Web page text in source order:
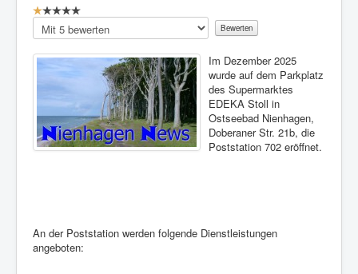
Bewertung:
Bitte
bewerten
Im Dezember 2025
wurde auf dem Parkplatz
des Supermarktes
EDEKA Stoll in
Ostseebad Nienhagen,
Doberaner Str. 21b, die
Poststation 702 eröffnet.
An der Poststation werden folgende Dienstleistungen
angeboten: